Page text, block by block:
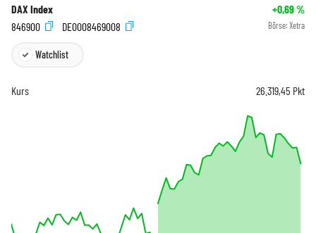
DAX Index +0,69%
846900
DE0008469008 Börse: Xetra
Watchlist
Kurs 26.319,45 Pkt